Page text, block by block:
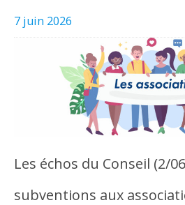
7 juin 2026
Les échos du Conseil (2/
subventions aux